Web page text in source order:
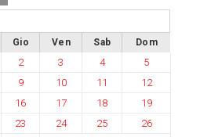
Gio Ven Sab Dom
2 3 4
5
9 10 11
12
16 17 18
19
23 24 25
26